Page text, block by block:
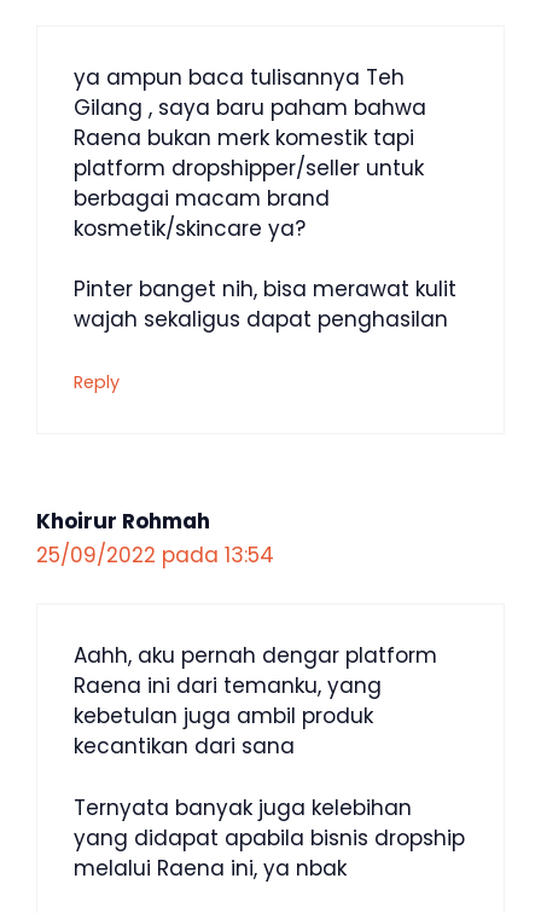
ya ampun baca tulisannya Teh
Gilang , saya baru paham bahwa
Raena bukan merk komestik tapi
platform dropshipper/seller untuk
berbagai macam brand
kosmetik/skincare ya?
Pinter banget nih, bisa merawat kulit
wajah sekaligus dapat penghasilan
Reply
Khoirur Rohmah
25/09/2022 pada 13:54
Aahh, aku pernah dengar platform
Raena ini dari temanku, yang
kebetulan juga ambil produk
kecantikan dari sana
Ternyata banyak juga kelebihan
yang didapat apabila bisnis dropship
melalui Raena ini, ya nbak